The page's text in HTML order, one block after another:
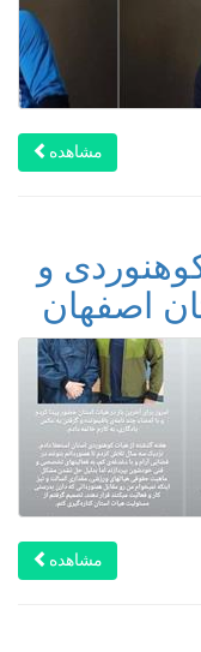
مشاهده
و
اصفهان
مشاهده